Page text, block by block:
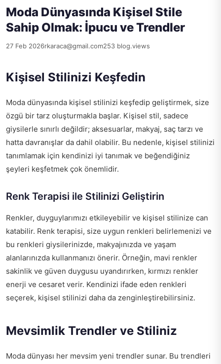
Moda Dünyasında Kişisel Stile
Sahip Olmak: İpucu ve Trendler
27 Feb 2026rkaraca@gmail.com253 blog.views
Kişisel Stilinizi Keşfedin
Moda dünyasında kişisel stilinizi keşfedip geliştirmek, size
özgü bir tarz oluşturmakla başlar. Kişisel stil, sadece
giysilerle sınırlı değildir; aksesuarlar, makyaj, saç tarzı ve
hatta davranışlar da dahil olabilir. Bu nedenle, kişisel stilinizi
tanımlamak için kendinizi iyi tanımak ve beğendiğiniz
şeyleri keşfetmek çok önemlidir.
Renk Terapisi ile Stilinizi Geliştirin
Renkler, duyguylarımızı etkileyebilir ve kişisel stilinize can
katabilir. Renk terapisi, size uygun renkleri belirlemenizi ve
bu renkleri giysilerinizde, makyajınızda ve yaşam
alanlarınızda kullanmanızı önerir. Örneğin, mavi renkler
sakinlik ve güven duygusu uyandırırken, kırmızı renkler
enerji ve cesaret verir. Kendinizi ifade eden renkleri
seçerek, kişisel stilinizi daha da zenginleştirebilirsiniz.
Mevsimlik Trendler ve Stiliniz
Moda dünyası her mevsim yeni trendler sunar. Bu trendleri